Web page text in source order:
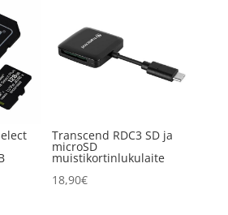
Transcend RDC3 SD ja
microSD
muistikortinlukulaite
18,90€